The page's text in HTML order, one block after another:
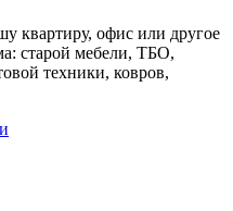
квартиру, офис или другое
старой мебели, ТБО,
техники, ковров,